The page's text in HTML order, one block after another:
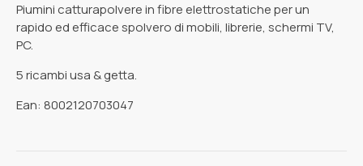
Piumini catturapolvere in fibre elettrostatiche per un
rapido ed efficace spolvero di mobili, librerie, schermi TV,
PC.
5 ricambi usa & getta.
Ean: 8002120703047